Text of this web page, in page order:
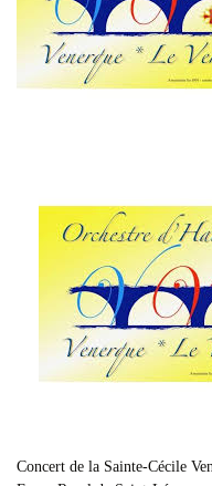
Concert de la Sainte-Cécile